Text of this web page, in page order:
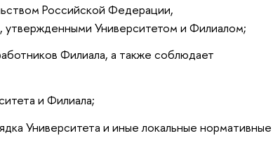
Российской Федерации,
утвержденными Университетом и Филиалом;
Филиала, а также соблюдает
и Филиала;
Университета и иные локальные нормативные